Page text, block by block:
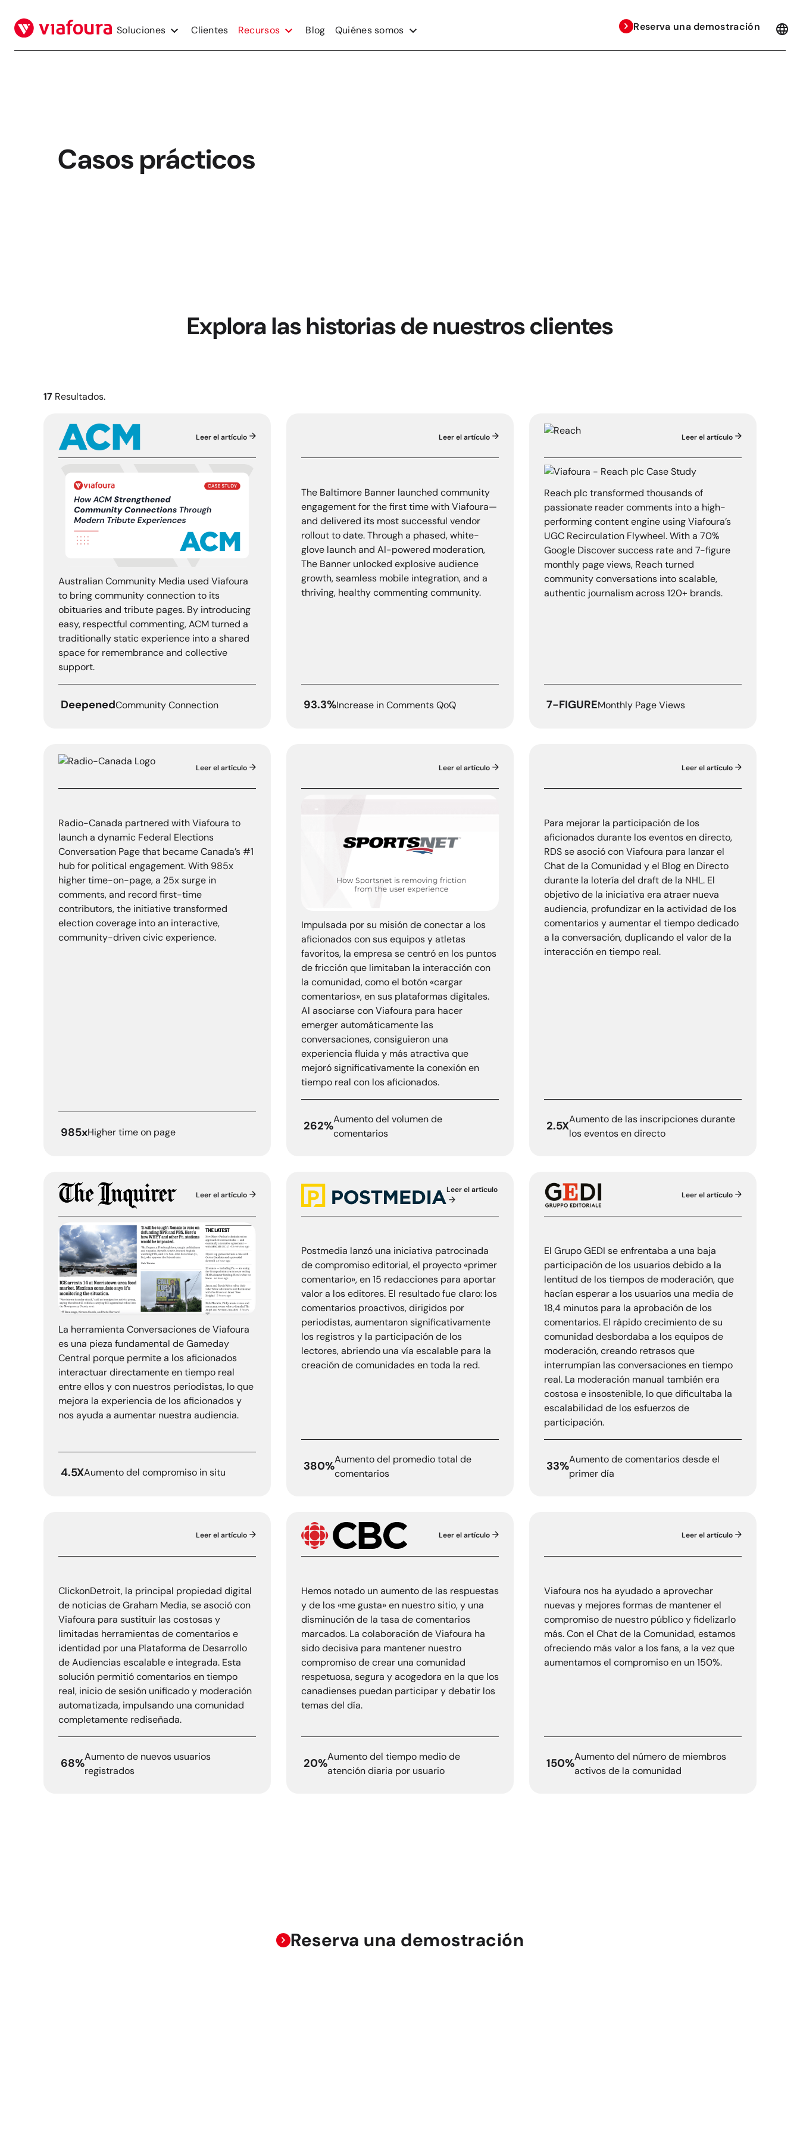
contenido
Soluciones Clientes Recursos Blog Quiénes somos Reserva una demostración
Casos prácticos
Explora las historias de nuestros clientes
17 Resultados.
Leer el artículo
Australian Community Media used Viafoura
to bring community connection to its
obituaries and tribute pages. By introducing
easy, respectful commenting, ACM turned a
traditionally static experience into a shared
space for remembrance and collective
support.
DeepenedCommunity Connection
Leer el artículo
The Baltimore Banner launched community
engagement for the first time with Viafoura—
and delivered its most successful vendor
rollout to date. Through a phased, white-
glove launch and AI-powered moderation,
The Banner unlocked explosive audience
growth, seamless mobile integration, and a
thriving, healthy commenting community.
93.3%Increase in Comments QoQ
Leer el artículo
Reach plc
Reach plc transformed thousands of
passionate reader comments into a high-
performing content engine using Viafoura’s
UGC Recirculation Flywheel. With a 70%
Google Discover success rate and 7-figure
monthly page views, Reach turned
community conversations into scalable,
authentic journalism across 120+ brands.
7-FIGUREMonthly Page Views
Leer el artículo
Radio-Canada partnered with Viafoura to
launch a dynamic Federal Elections
Conversation Page that became Canada’s #1
hub for political engagement. With 985x
higher time-on-page, a 25x surge in
comments, and record first-time
contributors, the initiative transformed
election coverage into an interactive,
community-driven civic experience.
985xHigher time on page
Leer el artículo
Impulsada por su misión de conectar a los
aficionados con sus equipos y atletas
favoritos, la empresa se centró en los puntos
de fricción que limitaban la interacción con
la comunidad, como el botón «cargar
comentarios», en sus plataformas digitales.
Al asociarse con Viafoura para hacer
emerger automáticamente las
conversaciones, consiguieron una
experiencia fluida y más atractiva que
mejoró significativamente la conexión en
tiempo real con los aficionados.
262%Aumento del volumen de
comentarios
Leer el artículo
Para mejorar la participación de los
aficionados durante los eventos en directo,
RDS se asoció con Viafoura para lanzar el
Chat de la Comunidad y el Blog en Directo
durante la lotería del draft de la NHL. El
objetivo de la iniciativa era atraer nueva
audiencia, profundizar en la actividad de los
comentarios y aumentar el tiempo dedicado
a la conversación, duplicando el valor de la
interacción en tiempo real.
2.5XAumento de las inscripciones durante
los eventos en directo
Leer el artículo
La herramienta Conversaciones de Viafoura
es una pieza fundamental de Gameday
Central porque permite a los aficionados
interactuar directamente en tiempo real
entre ellos y con nuestros periodistas, lo que
mejora la experiencia de los aficionados y
nos ayuda a aumentar nuestra audiencia.
4.5XAumento del compromiso in situ
Leer el artículo
Postmedia lanzó una iniciativa patrocinada
de compromiso editorial, el proyecto «primer
comentario», en 15 redacciones para aportar
valor a los editores. El resultado fue claro: los
comentarios proactivos, dirigidos por
periodistas, aumentaron significativamente
los registros y la participación de los
lectores, abriendo una vía escalable para la
creación de comunidades en toda la red.
380%Aumento del promedio total de
comentarios
Leer el artículo
El Grupo GEDI se enfrentaba a una baja
participación de los usuarios debido a la
lentitud de los tiempos de moderación, que
hacían esperar a los usuarios una media de
18,4 minutos para la aprobación de los
comentarios. El rápido crecimiento de su
comunidad desbordaba a los equipos de
moderación, creando retrasos que
interrumpían las conversaciones en tiempo
real. La moderación manual también era
costosa e insostenible, lo que dificultaba la
escalabilidad de los esfuerzos de
participación.
33%Aumento de comentarios desde el
primer día
Leer el artículo
ClickonDetroit, la principal propiedad digital
de noticias de Graham Media, se asoció con
Viafoura para sustituir las costosas y
limitadas herramientas de comentarios e
identidad por una Plataforma de Desarrollo
de Audiencias escalable e integrada. Esta
solución permitió comentarios en tiempo
real, inicio de sesión unificado y moderación
automatizada, impulsando una comunidad
completamente rediseñada.
68%Aumento de nuevos usuarios
registrados
Leer el artículo
Hemos notado un aumento de las respuestas
y de los «me gusta» en nuestro sitio, y una
disminución de la tasa de comentarios
marcados. La colaboración de Viafoura ha
sido decisiva para mantener nuestro
compromiso de crear una comunidad
respetuosa, segura y acogedora en la que los
canadienses puedan participar y debatir los
temas del día.
20%Aumento del tiempo medio de
atención diaria por usuario
Leer el artículo
Viafoura nos ha ayudado a aprovechar
nuevas y mejores formas de mantener el
compromiso de nuestro público y fidelizarlo
más. Con el Chat de la Comunidad, estamos
ofreciendo más valor a los fans, a la vez que
aumentamos el compromiso en un 150%.
150%Aumento del número de miembros
activos de la comunidad
Reserva una demostración